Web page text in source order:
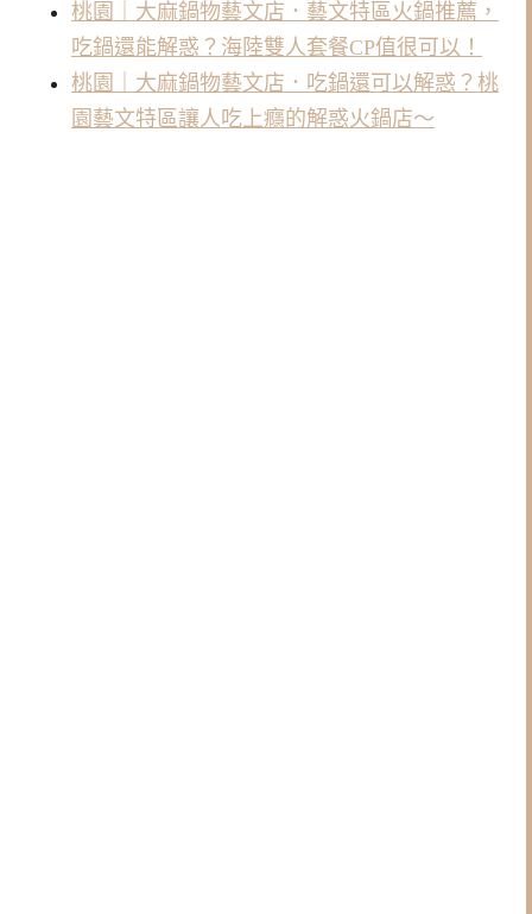
桃園｜大麻鍋物藝文店．藝文特區火鍋推薦，
吃鍋還能解惑？海陸雙人套餐CP值很可以！
桃園｜大麻鍋物藝文店．吃鍋還可以解惑？桃
園藝文特區讓人吃上癮的解惑火鍋店～